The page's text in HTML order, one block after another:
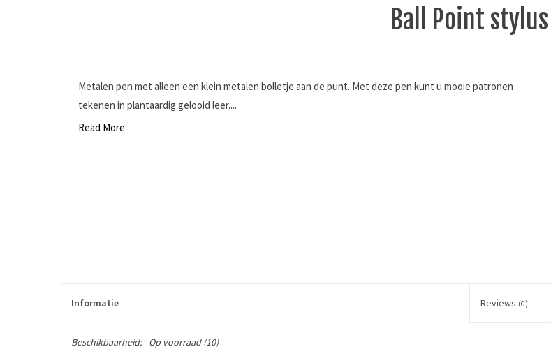
Ball Point stylus
Metalen pen met alleen een klein metalen bolletje aan de punt. Met deze pen kunt u mooie patronen
tekenen in plantaardig gelooid leer....
Read More
Informatie Reviews (0)
Beschikbaarheid: Op voorraad(10)